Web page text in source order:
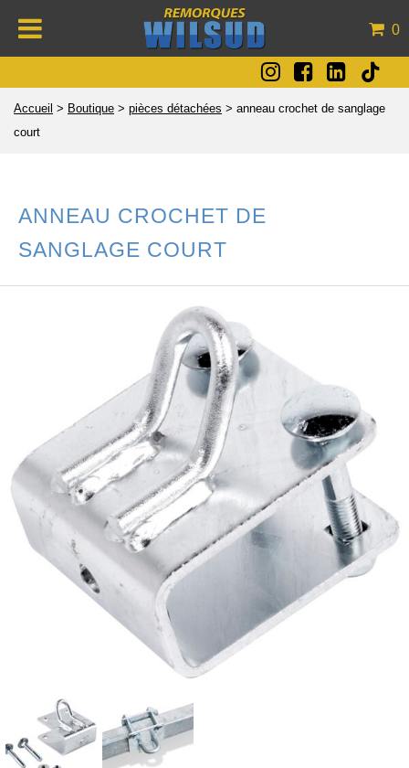
Accueil > Boutique > pièces détachées > anneau crochet de sanglage
court
ANNEAU CROCHET DE
SANGLAGE COURT
0